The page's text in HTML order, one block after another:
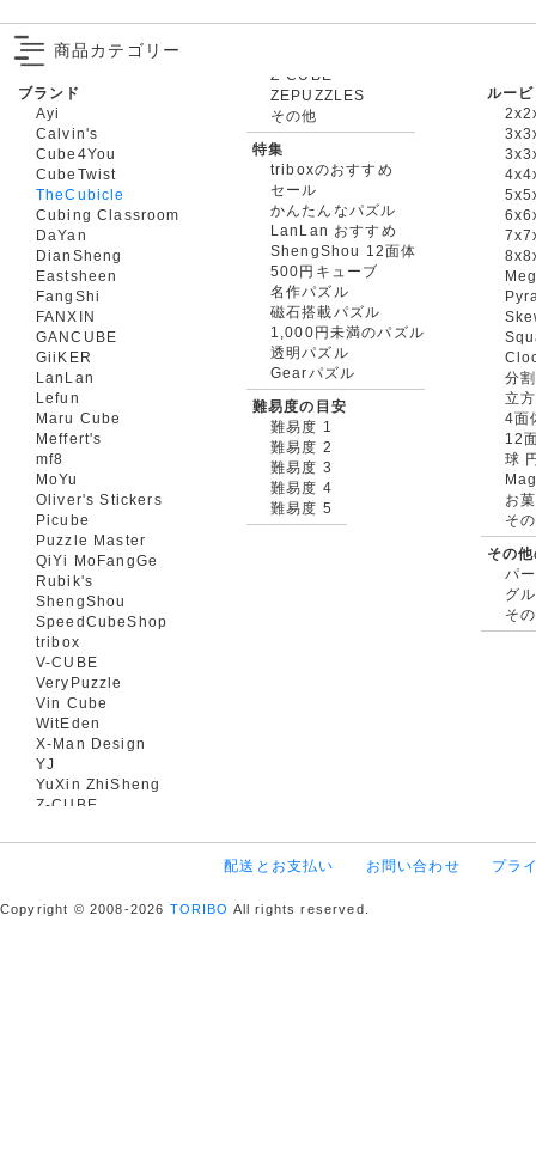
商品カテゴリー
ブランド
Ayi
Calvin's
Cube4You
CubeTwist
TheCubicle
Cubing Classroom
DaYan
DianSheng
Eastsheen
FangShi
FANXIN
GANCUBE
GiiKER
LanLan
Lefun
Maru Cube
Meffert's
mf8
MoYu
Oliver's Stickers
Picube
Puzzle Master
QiYi MoFangGe
Rubik's
ShengShou
SpeedCubeShop
tribox
V-CUBE
VeryPuzzle
Vin Cube
WitEden
X-Man Design
YJ
YuXin ZhiSheng
Z-CUBE
ZEPUZZLES
その他
特集
triboxのおすすめ
セール
かんたんなパズル
LanLan おすすめ
ShengShou 12面体
500円キューブ
名作パズル
磁石搭載パズル
1,000円未満のパズル
透明パズル
Gearパズル
難易度の目安
難易度 1
難易度 2
難易度 3
難易度 4
難易度 5
ルー
分
立
4面
12
球
お
そ
その
パ
グ
そ
配送とお支払い お問い合わせ プラ
Copyright © 2008-2026 TORIBO All rights reserved.